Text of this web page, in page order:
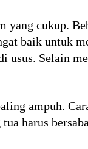
cukup.
baik untuk
usus. Selain
ampuh.
harus